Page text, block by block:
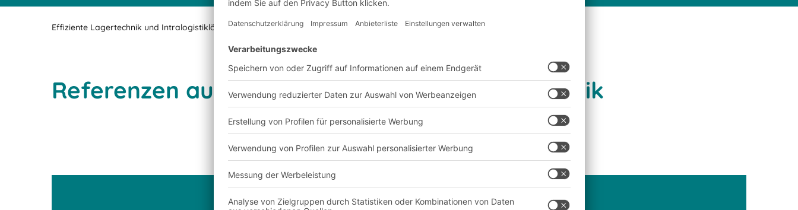
Effiziente Lagertechnik und Intralogistiklösungen von BITO Referenzen Drogerie & Kosmetik
Referenzen aus der Branche Drogerie & Kosmetik